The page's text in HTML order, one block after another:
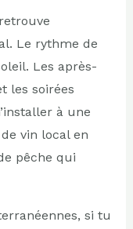
Le rythme de
Les après-
les soirées
à une
vin local en
pêche qui
si tu